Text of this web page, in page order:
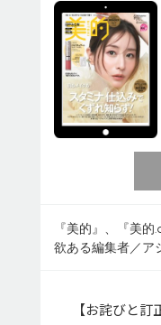
『美的』、『美
欲ある編集者／ア
【お詫びと訂